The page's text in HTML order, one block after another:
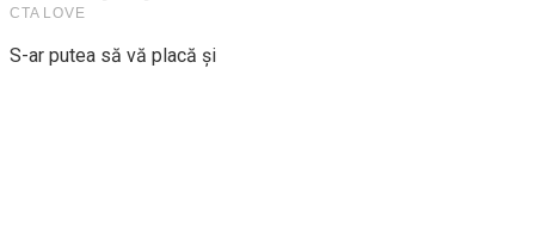
S-ar putea să vă placă și